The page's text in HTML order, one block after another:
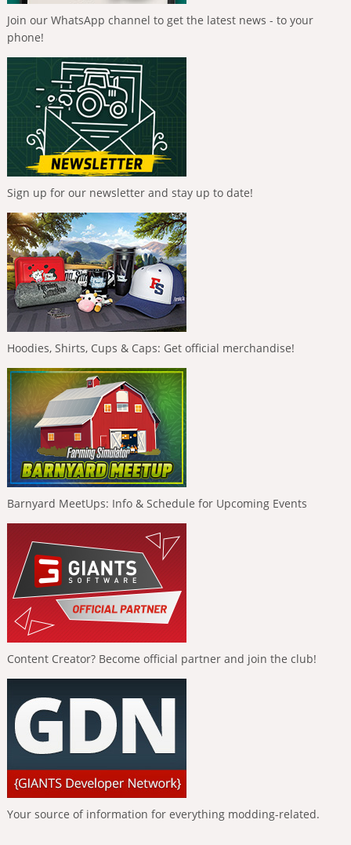
Join our WhatsApp channel to get the latest news - to your
phone!
Sign up for our newsletter and stay up to date!
Hoodies, Shirts, Cups & Caps: Get official merchandise!
Barnyard MeetUps: Info & Schedule for Upcoming Events
Content Creator? Become official partner and join the club!
Your source of information for everything modding-related.